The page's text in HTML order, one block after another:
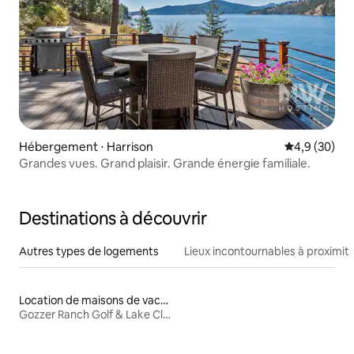
Hébergement ⋅ Harrison Évaluation
4,9 (30)
Grandes vues. Grand plaisir. Grande énergie familiale.
Destinations à découvrir
Autres types de logements Lieux incontournables à
Location de maisons de vacances
Gozzer Ranch Golf & Lake Club